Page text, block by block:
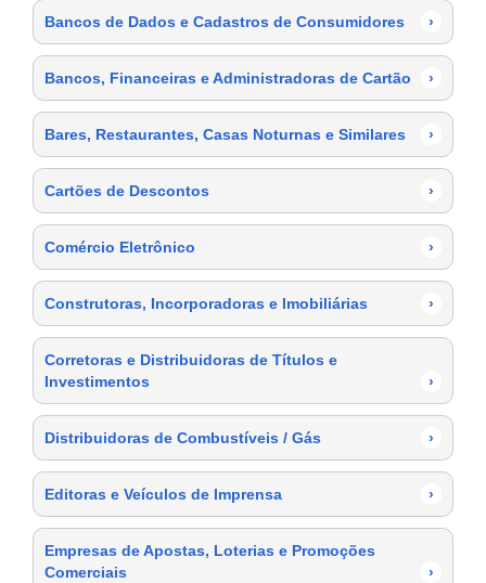
Bancos de Dados e Cadastros de Consumidores ›
Bancos, Financeiras e Administradoras de Cartão ›
Bares, Restaurantes, Casas Noturnas e Similares ›
Cartões de Descontos ›
Comércio Eletrônico ›
Construtoras, Incorporadoras e Imobiliárias ›
Corretoras e Distribuidoras de Títulos e
Investimentos
›
Distribuidoras de Combustíveis / Gás ›
Editoras e Veículos de Imprensa ›
Empresas de Apostas, Loterias e Promoções
Comerciais
›